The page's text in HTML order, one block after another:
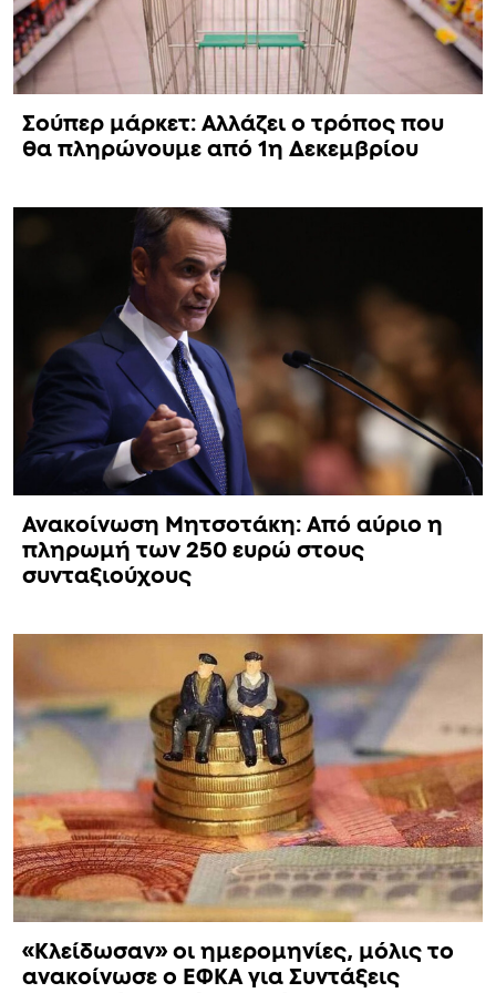
Σούπερ μάρκετ: Αλλάζει ο τρόπος που
θα πληρώνουμε από 1η Δεκεμβρίου
Ανακοίνωση Μητσοτάκη: Από αύριο η
πληρωμή των 250 ευρώ στους
συνταξιούχους
«Κλείδωσαν» οι ημερομηνίες, μόλις το
ανακοίνωσε ο ΕΦΚΑ για Συντάξεις